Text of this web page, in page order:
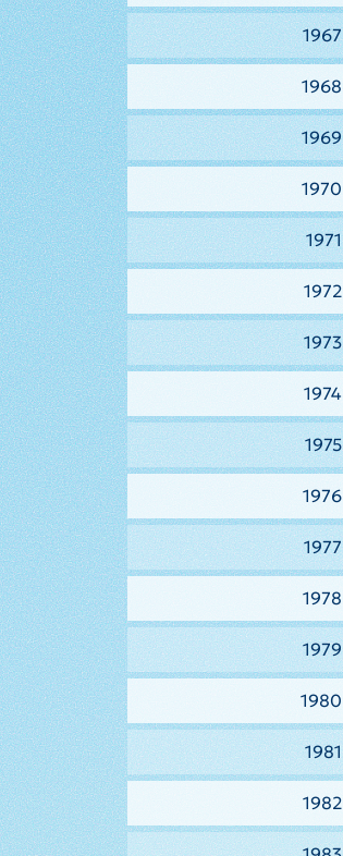
1967
1968
1969
1970
1971
1972
1973
1974
1975
1976
1977
1978
1979
1980
1981
1982